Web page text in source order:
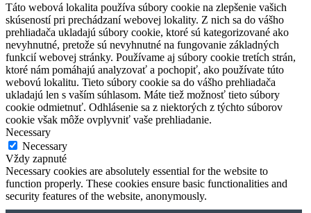
Táto webová lokalita používa súbory cookie na zlepšenie vašich
skúseností pri prechádzaní webovej lokality. Z nich sa do vášho
prehliadača ukladajú súbory cookie, ktoré sú kategorizované ako
nevyhnutné, pretože sú nevyhnutné na fungovanie základných
funkcií webovej stránky. Používame aj súbory cookie tretích strán,
ktoré nám pomáhajú analyzovať a pochopiť, ako používate túto
webovú lokalitu. Tieto súbory cookie sa do vášho prehliadača
ukladajú len s vaším súhlasom. Máte tiež možnosť tieto súbory
cookie odmietnuť. Odhlásenie sa z niektorých z týchto súborov
cookie však môže ovplyvniť vaše prehliadanie.
Necessary
Necessary
Vždy zapnuté
Necessary cookies are absolutely essential for the website to
function properly. These cookies ensure basic functionalities and
security features of the website, anonymously.